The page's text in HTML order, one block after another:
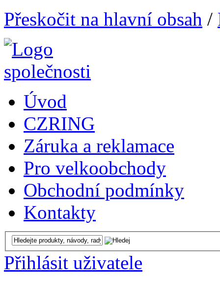
Přeskočit na hlavní obsah /
Úvod
CZRING
Záruka a reklamace
Pro velkoobchody
Obchodní podmínky
Kontakty
Přihlásit uživatele